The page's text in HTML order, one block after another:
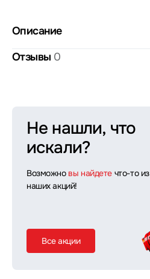
Описание
Отзывы 0
Не нашли, что
искали?
Возможно вы найдете что-то из
наших акций!
Все акции